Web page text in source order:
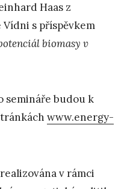
Haas z
s příspěvkem
biomasy v
semináře budou k
www.energy-
v rámci